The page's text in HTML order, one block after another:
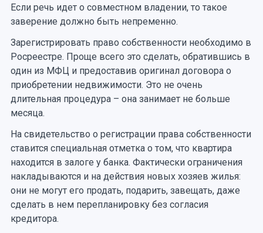
Если речь идет о совместном владении, то такое
заверение должно быть непременно.
Зарегистрировать право собственности необходимо в
Росреестре. Проще всего это сделать, обратившись в
один из МФЦ и предоставив оригинал договора о
приобретении недвижимости. Это не очень
длительная процедура – она занимает не больше
месяца.
На свидетельство о регистрации права собственности
ставится специальная отметка о том, что квартира
находится в залоге у банка. Фактически ограничения
накладываются и на действия новых хозяев жилья:
они не могут его продать, подарить, завещать, даже
сделать в нем перепланировку без согласия
кредитора.